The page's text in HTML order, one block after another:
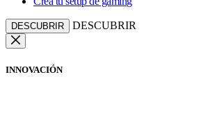
DESCUBRIR DESCUBRIR
INNOVACIÓN